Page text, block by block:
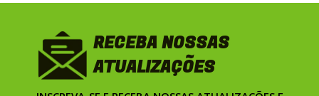
RECEBA NOSSAS
ATUALIZAÇÕES